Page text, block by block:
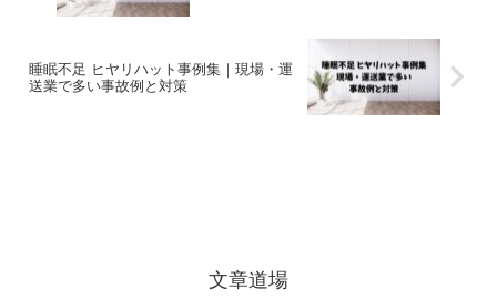
睡眠不足 ヒヤリハット事例集｜現場・運
送業で多い事故例と対策
文章道場